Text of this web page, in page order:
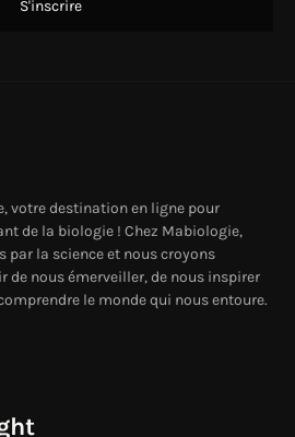
votre destination en ligne pour
de la biologie ! Chez Mabiologie,
par la science et nous croyons
de nous émerveiller, de nous inspirer
le monde qui nous entoure.